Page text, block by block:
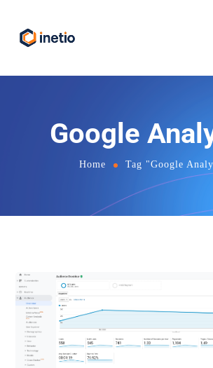
Google
Home Tag "Google